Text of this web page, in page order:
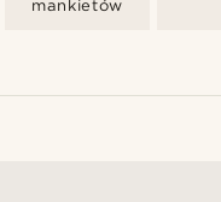
mankietów